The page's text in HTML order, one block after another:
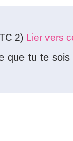
2) Lier vers
que tu te